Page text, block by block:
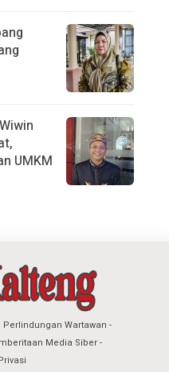
UMKM
Perlindungan Wartawan
Media Siber